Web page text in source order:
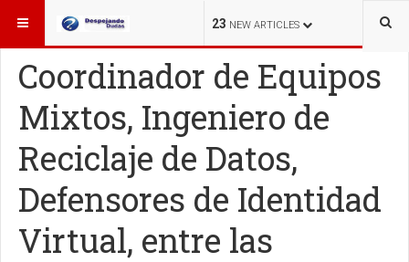
23 NEW ARTICLES
ESTÁ AQUÍ: TECNOLOGÍA
Coordinador de Equipos
Mixtos, Ingeniero de
Reciclaje de Datos,
Defensores de Identidad
Virtual, entre las